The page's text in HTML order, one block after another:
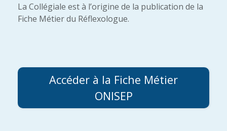
La Collégiale est à l’origine de la publication de la
Fiche Métier du Réflexologue.
Accéder à la Fiche Métier
ONISEP